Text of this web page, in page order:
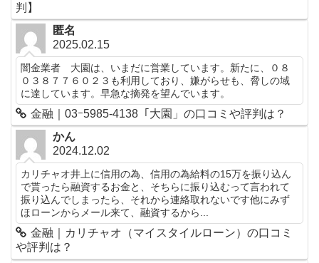
判】
匿名
2025.02.15
闇金業者 大園は、いまだに営業しています。新たに、０８
０３８７７６０２３も利用しており、嫌がらせも、脅しの域
に達しています。早急な摘発を望んでいます。
金融｜03ｰ5985-4138「大園」の口コミや評判は？
かん
2024.12.02
カリチャオ井上に信用の為、信用の為給料の15万を振り込ん
で貰ったら融資するお金と、そちらに振り込むって言われて
振り込んでしまったら、それから連絡取れないです他にみず
ほローンからメール来て、融資するから...
金融｜カリチャオ（マイスタイルローン）の口コミ
や評判は？